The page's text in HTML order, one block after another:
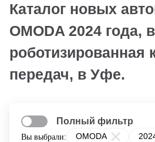
Каталог новых
OMODA 2024 года,
роботизированная
передач, в Уфе.
Вы выбрали: OMODA
Полный фильтр